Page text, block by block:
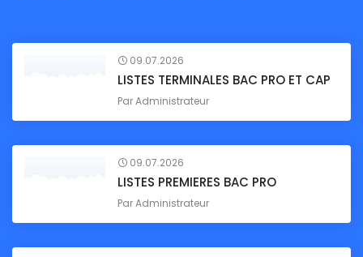
09.07.2026
LISTES TERMINALES BAC PRO ET CAP
ParAdministrateur
09.07.2026
LISTES PREMIERES BAC PRO
ParAdministrateur